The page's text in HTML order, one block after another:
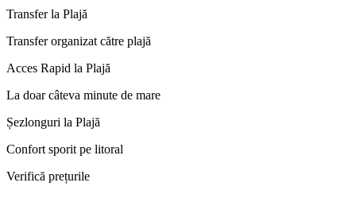
Transfer la Plajă
Transfer organizat către plajă
Acces Rapid la Plajă
La doar câteva minute de mare
Șezlonguri la Plajă
Confort sporit pe litoral
Verifică prețurile